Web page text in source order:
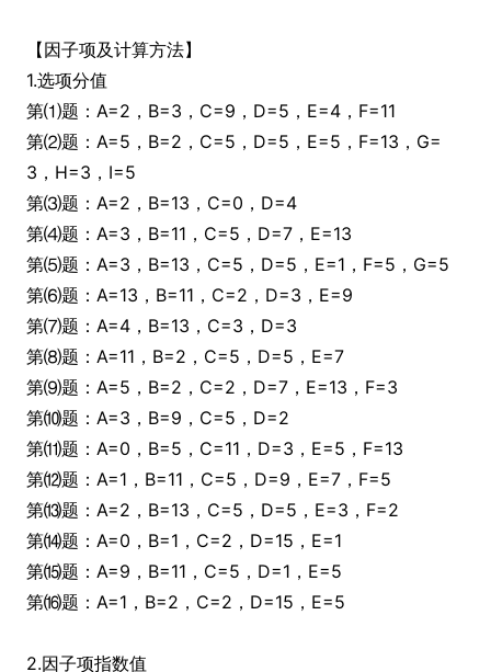
【因子项及计算方法】
1.选项分值
第⑴题：A=2，B=3，C=9，D=5，E=4，F=11
第⑵题：A=5，B=2，C=5，D=5，E=5，F=13，G=
3，H=3，I=5
第⑶题：A=2，B=13，C=0，D=4
第⑷题：A=3，B=11，C=5，D=7，E=13
第⑸题：A=3，B=13，C=5，D=5，E=1，F=5，G=5
第⑹题：A=13，B=11，C=2，D=3，E=9
第⑺题：A=4，B=13，C=3，D=3
第⑻题：A=11，B=2，C=5，D=5，E=7
第⑼题：A=5，B=2，C=2，D=7，E=13，F=3
第⑽题：A=3，B=9，C=5，D=2
第⑾题：A=0，B=5，C=11，D=3，E=5，F=13
第⑿题：A=1，B=11，C=5，D=9，E=7，F=5
第⒀题：A=2，B=13，C=5，D=5，E=3，F=2
第⒁题：A=0，B=1，C=2，D=15，E=1
第⒂题：A=9，B=11，C=5，D=1，E=5
第⒃题：A=1，B=2，C=2，D=15，E=5
2.因子项指数值